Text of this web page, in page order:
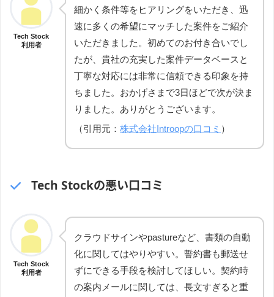
Tech Stock
利用者
細かく条件等をヒアリングをいただき、迅
速に多くの希望にマッチした案件をご紹介
いただきました。初めてのお付き合いでし
たが、貴社の充実した案件データベースと
丁寧な対応には非常に信頼できる印象を持
ちました。おかげさまで3日ほどで次が決ま
りました。ありがとうございます。
（引用元： 株式会社Introopの口コミ ）
Tech Stockの悪い口コミ
Tech Stock
利用者
クラウドサインやpastureなど、書類の自動
化に関してはやりやすい。誓約書も郵送せ
ずにできる手段を検討してほしい。契約時
の案内メールに関しては、長文すぎると重